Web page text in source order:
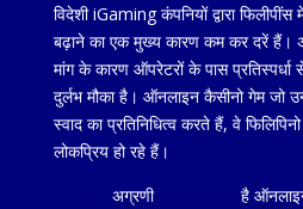
विदेशी iGaming कंपनियों द्वारा
बढ़ाने का एक मुख्य कारण कम कर दरें हैं।
मांग के कारण ऑपरेटरों के पास
दुर्लभ मौका है। ऑनलाइन कैसीनो गेम जो
स्वाद का प्रतिनिधित्व करते हैं, वे
लोकप्रिय हो रहे हैं।
अग्रणी है